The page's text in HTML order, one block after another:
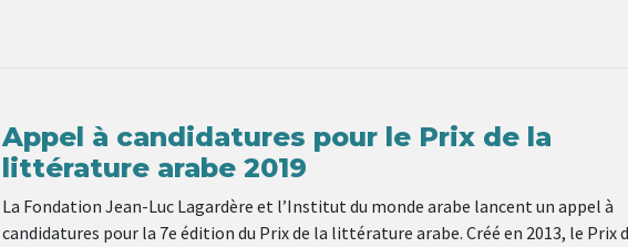
Appel à candidatures pour le Prix de la
littérature arabe 2019
La Fondation Jean-Luc Lagardère et l’Institut du monde arabe lancent un appel à
candidatures pour la 7e édition du Prix de la littérature arabe. Créé en 2013, le Prix